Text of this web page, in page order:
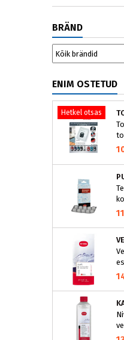
BRÄND
ENIM OSTETUD
Hetkel otsas
nt